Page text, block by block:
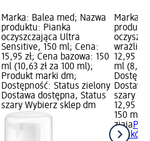
Marka: Balea med; Nazwa
produktu: Pianka
oczyszczająca Ultra
Sensitive, 150 ml; Cena:
15,95 zł; Cena bazowa: 150
ml (10,63 zł za 100 ml);
Produkt marki dm;
Dostępność: Status zielony
Dostawa dostępna, Status
szary Wybierz sklep dm
Marka:
12,95
ml (8,63
szary
12,95 zł
150 ml
ziaja
do